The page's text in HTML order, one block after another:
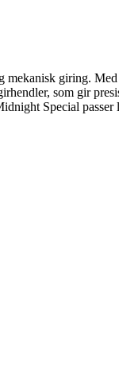
giring.
som gir
Special